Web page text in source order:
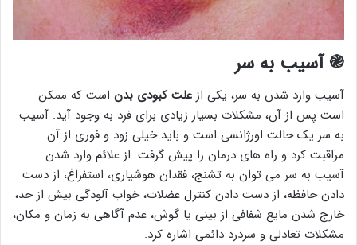
֎آسیب به سر
آسیب وارد شدن به سر، یکی از علت کبودی بدن است که ممکن
است پس از آن، مشکلات بسیار زیادی برای فرد به وجود آید. آسیب
به سر یک حالت اورژانسی است و باید خیلی زود و فوری از آن
مراقبت کرد و راه های درمان را پیش گرفت. از علائم وارد شدن
آسیب به سر می توان به تشنج، فقدان هوشیاری، استفراغ، از دست
دادن حافظه، از دست دادن کنترل عضلات، خواب آلودگی بیش از حد،
خارج شدن مایع شفافی از بینی یا گوش، عدم آگاهی به زمان و مکان،
مشکلات تعادلی و سردرد دائمی اشاره کرد.